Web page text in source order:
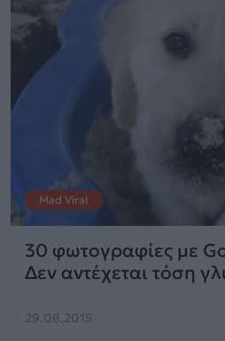
Mad Viral
30 φωτογραφίες με
Δεν αντέχεται τόση
29.08.2015